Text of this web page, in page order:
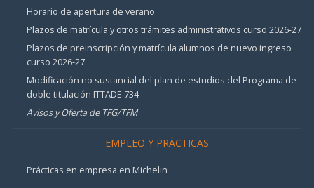
Horario de apertura de verano
Plazos de matrícula y otros trámites administrativos curso 2026-27
Plazos de preinscripción y matrícula alumnos de nuevo ingreso
curso 2026-27
Modificación no sustancial del plan de estudios del Programa de
doble titulación ITTADE 734
Avisos y Oferta de TFG/TFM
EMPLEO Y PRÁCTICAS
Prácticas en empresa en Michelin